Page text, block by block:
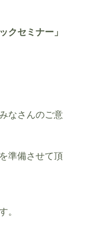
クセミナー」
なさんのご意
準備させて頂
。